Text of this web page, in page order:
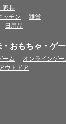
てご確認ください。
部の法人カード等に
セスした場合は、ポ
ムポイント付与の対
付与の対象となりませ
ごとにポイントUPモ
て景品等に交換できま
る注文番号等が必要
さい。
象外となります。
家具
ッチン
雑貨
日用品
・おもちゃ・ゲ
ーム
オンラインゲー
アウトドア